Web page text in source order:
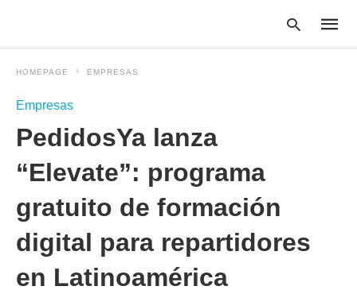
HOMEPAGE EMPRESAS
Empresas
PedidosYa lanza
“Elevate”: programa
gratuito de formación
digital para repartidores
en Latinoamérica